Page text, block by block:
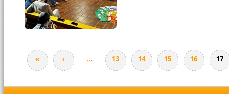
« ‹ … 13 14 15 16 17